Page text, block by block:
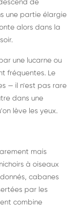
de
une partie élargie
alors dans la
une lucarne ou
fréquentes. Le
— il n'est pas rare
dans une
lève les yeux.
mais
à oiseaux
cabanes
par les
combine